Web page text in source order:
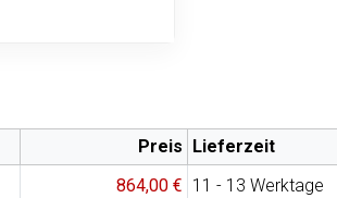
Preis Lieferzeit
864,00 € 11 - 13 Werktage